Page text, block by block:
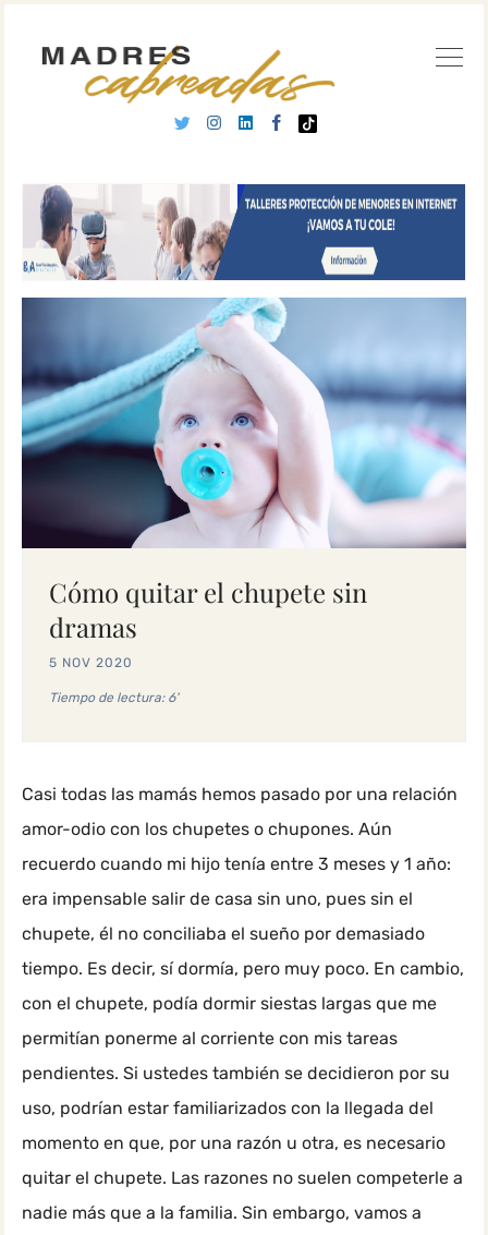
Buscar
Cómo quitar el chupete sin
dramas
5 NOV 2020
Tiempo de lectura: 6'
Casi todas las mamás hemos pasado por una relación
amor-odio con los chupetes o chupones. Aún
recuerdo cuando mi hijo tenía entre 3 meses y 1 año:
era impensable salir de casa sin uno, pues sin el
chupete, él no conciliaba el sueño por demasiado
tiempo. Es decir, sí dormía, pero muy poco. En cambio,
con el chupete, podía dormir siestas largas que me
permitían ponerme al corriente con mis tareas
pendientes. Si ustedes también se decidieron por su
uso, podrían estar familiarizados con la llegada del
momento en que, por una razón u otra, es necesario
quitar el chupete. Las razones no suelen competerle a
nadie más que a la familia. Sin embargo, vamos a